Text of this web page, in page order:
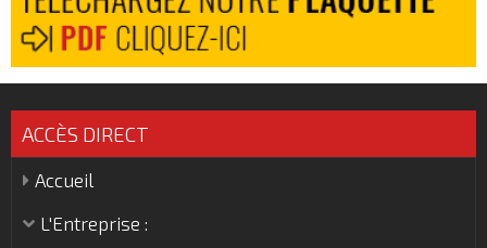
ACCÈS DIRECT
Accueil
L'Entreprise :